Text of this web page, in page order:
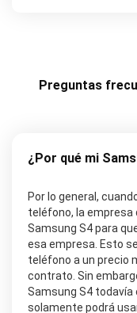
Preguntas
¿Por qué mi
Por lo general,
teléfono, la empresa
Samsung S4 para
esa empresa. Esto
teléfono a un precio
contrato. Sin
Samsung S4
solamente podrá